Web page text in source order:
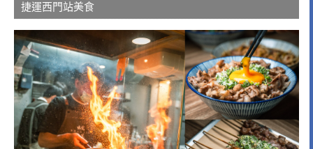
捷運西門站美食